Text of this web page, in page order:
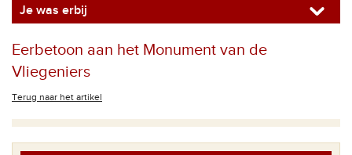
Je was erbij
Eerbetoon aan het Monument van de
Vliegeniers
Terug naar het artikel